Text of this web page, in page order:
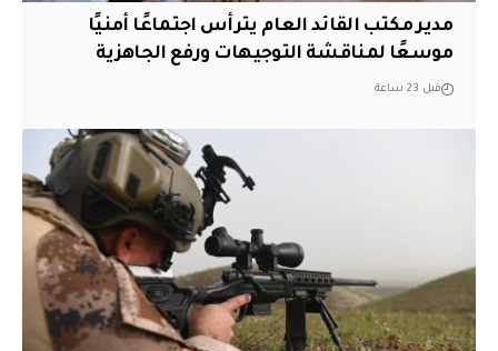
مدير مكتب القائد العام يترأس اجتماعًا أمنيًا
موسعًا لمناقشة التوجيهات ورفع الجاهزية
قبل 23 ساعة